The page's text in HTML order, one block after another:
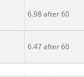
6.98 after 60
6.47 after 60